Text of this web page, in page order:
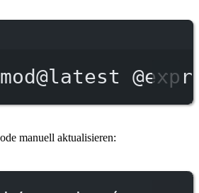
manuell aktualisieren: